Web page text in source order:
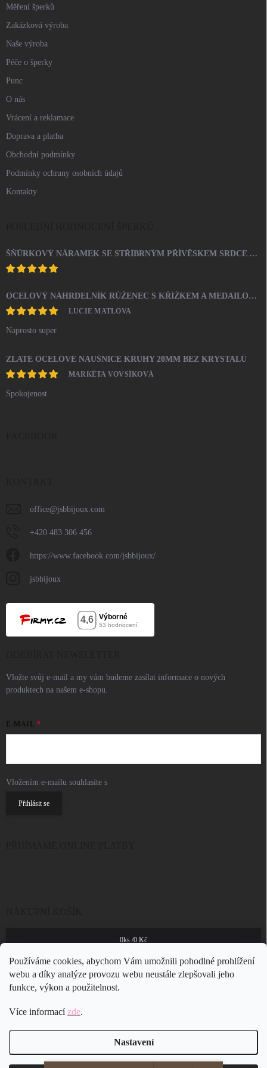
Používáme cookies, abychom Vám umožnili pohodlné prohlížení
webu a díky analýze provozu webu neustále zlepšovali jeho
funkce, výkon a použitelnost.
Více informacízde.
Nastavení
Měření šperků
Zakázková výroba
Naše výroba
Péče o šperky
Punc
O nás
Vrácení a reklamace
Doprava a platba
Obchodní podmínky
Podmínky ochrany osobních údajů
Kontakty
ŠŇŮRKOVÝ NÁRAMEK SE STŘÍBRNÝM PŘÍVĚSKEM SRDCE A KRYSTALY SWAROVSKI CRYSTAL (STŘÍBRO 925/1000)
OCELOVÝ NÁHRDELNÍK RŮŽENEC S KŘÍŽKEM A MEDAILONEM
LUCIE MATLOVA
Naprosto super
ZLATÉ OCELOVÉ NÁUŠNICE KRUHY 20MM BEZ KRYSTALŮ
MARKÉTA VOVSÍKOVÁ
Spokojenost
office@jsbbijoux.com
+420 483 306 456
https://www.facebook.com/jsbbijoux/
jsbbijoux
Vložte svůj e-mail a my vám budeme zasílat informace o nových
produktech na našem e-shopu.
E-MAIL
Vložením e-mailu souhlasíte s
Přihlásit se
0ks /0 Kč